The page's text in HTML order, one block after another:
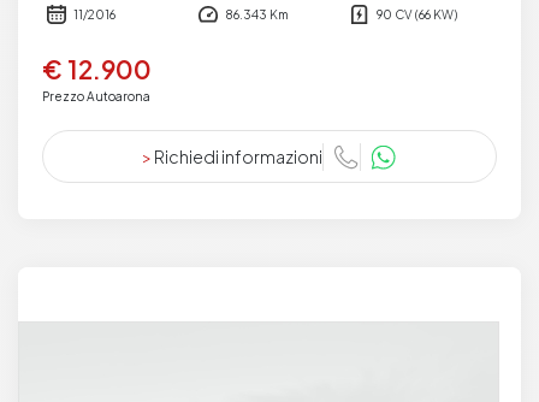
11/2016 86.343 Km 90 CV (66 KW)
€ 12.900
Prezzo Autoarona
> Richiedi informazioni